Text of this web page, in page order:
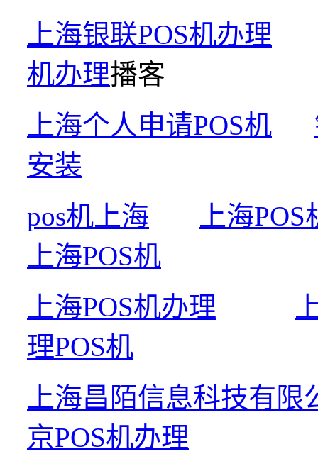
上海银联POS机办理
机办理播客
上海个人申请POS机
安装
pos机上海
上海POS
上海POS机
上海POS机办理
理POS机
上海昌陌信息科技有限
京POS机办理